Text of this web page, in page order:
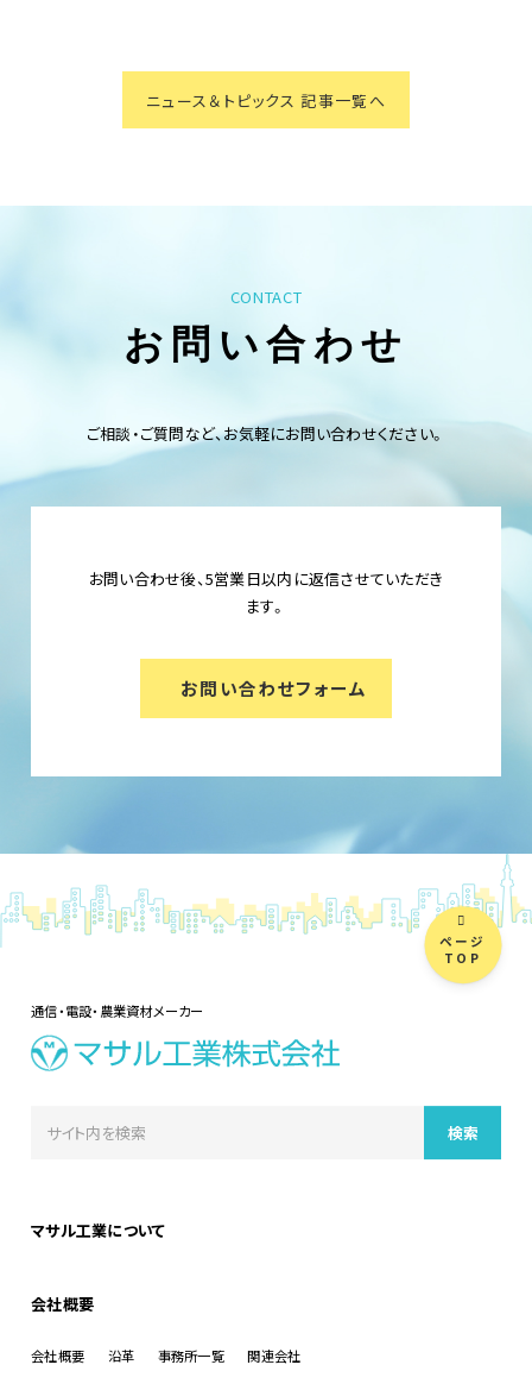
ニュース＆トピックス 記事一覧へ
CONTACT
お問い合わせ
ご相談・ご質問など、お気軽にお問い合わせください。
お問い合わせ後、5営業日以内に返信させていただき
ます。
お問い合わせフォーム
ページ
TOP
通信・電設・農業資材メーカー
マサル工業について
会社概要
会社概要 沿革 事務所一覧 関連会社